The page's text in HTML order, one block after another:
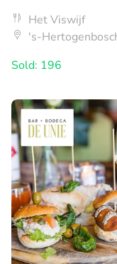
Het Viswijf
's-
Sold: 196